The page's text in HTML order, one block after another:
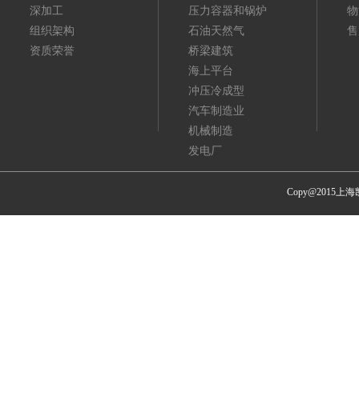
深加工
组织架构
资质荣誉
压力容器和锅炉
石油天然气
桥梁建筑
海上平台
冲压冷成型
汽车制造业
机械制造
发电厂
Copy@2015上